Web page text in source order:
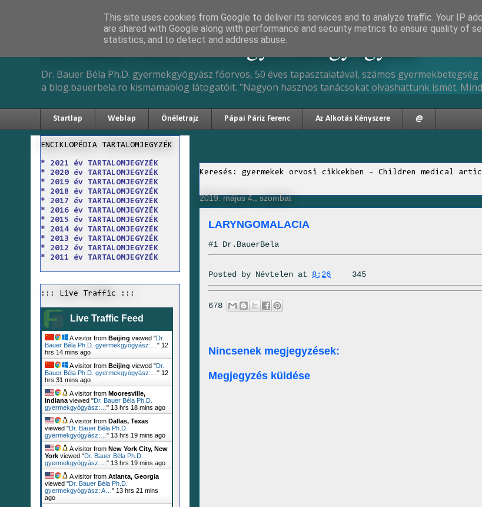
Dr. Bauer Béla Ph.D. gyermekgyógyász
Dr. Bauer Béla Ph.D. gyermekgyógyász főorvos, 50 éves tapasztalatával, számos
a blog.bauerbela.ro kismamablog látogatóit. "Nagyon hasznos tanácsokat olvashattunk ismét.
Startlap Weblap Önéletrajz Pápai Páriz Ferenc Az Alkotás Kényszere @
Keresés: gyermekek orvosi cikkekben - Children medical
2019. május 4., szombat
LARYNGOMALACIA
#1 Dr.BauerBela
Posted by Névtelen at 8:26 345
678
Nincsenek megjegyzések:
Megjegyzés küldése
ENCIKLOPÉDIA TARTALOMJEGYZÉK
* 2021 év TARTALOMJEGYZÉK
* 2020 év TARTALOMJEGYZÉK
* 2019 év TARTALOMJEGYZÉK
* 2018 év TARTALOMJEGYZÉK
* 2017 év TARTALOMJEGYZÉK
* 2016 év TARTALOMJEGYZÉK
* 2015 év TARTALOMJEGYZÉK
* 2014 év TARTALOMJEGYZÉK
* 2013 év TARTALOMJEGYZÉK
* 2012 év TARTALOMJEGYZÉK
* 2011 év TARTALOMJEGYZÉK
::: Live Traffic :::
Live Traffic Feed
A visitor from Beijing viewed "Dr.
Bauer Béla Ph.D. gyermekgyógyász:… " 12
hrs 14 mins ago
A visitor from Beijing viewed "Dr.
Bauer Béla Ph.D. gyermekgyógyász:… " 12
hrs 31 mins ago
A visitor from Mooresville,
Indiana viewed "Dr. Bauer Béla Ph.D.
gyermekgyógyász:… " 13 hrs 18 mins ago
A visitor from Dallas, Texas
viewed "Dr. Bauer Béla Ph.D.
gyermekgyógyász:… " 13 hrs 19 mins ago
A visitor from New York City, New
York viewed "Dr. Bauer Béla Ph.D.
gyermekgyógyász:… " 13 hrs 19 mins ago
A visitor from Atlanta, Georgia
viewed "Dr. Bauer Béla Ph.D.
gyermekgyógyász: A… " 13 hrs 21 mins
ago
This site uses cookies from Google to deliver its services and to analyze traffic. Your IP
are shared with Google along with performance and security metrics to ensure quality of
statistics, and to detect and address abuse.